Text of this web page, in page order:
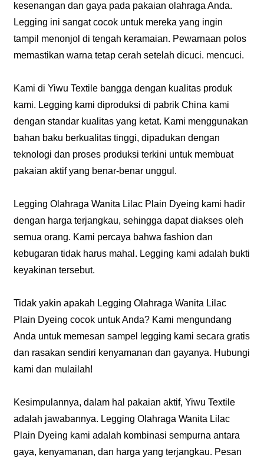
kesenangan dan gaya pada pakaian olahraga Anda.
Legging ini sangat cocok untuk mereka yang ingin
tampil menonjol di tengah keramaian. Pewarnaan polos
memastikan warna tetap cerah setelah dicuci. mencuci.
Kami di Yiwu Textile bangga dengan kualitas produk
kami. Legging kami diproduksi di pabrik China kami
dengan standar kualitas yang ketat. Kami menggunakan
bahan baku berkualitas tinggi, dipadukan dengan
teknologi dan proses produksi terkini untuk membuat
pakaian aktif yang benar-benar unggul.
Legging Olahraga Wanita Lilac Plain Dyeing kami hadir
dengan harga terjangkau, sehingga dapat diakses oleh
semua orang. Kami percaya bahwa fashion dan
kebugaran tidak harus mahal. Legging kami adalah bukti
keyakinan tersebut.
Tidak yakin apakah Legging Olahraga Wanita Lilac
Plain Dyeing cocok untuk Anda? Kami mengundang
Anda untuk memesan sampel legging kami secara gratis
dan rasakan sendiri kenyamanan dan gayanya. Hubungi
kami dan mulailah!
Kesimpulannya, dalam hal pakaian aktif, Yiwu Textile
adalah jawabannya. Legging Olahraga Wanita Lilac
Plain Dyeing kami adalah kombinasi sempurna antara
gaya, kenyamanan, dan harga yang terjangkau. Pesan